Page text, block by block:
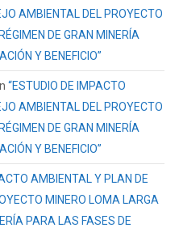
AMBIENTAL DEL PROYECTO
DE GRAN MINERÍA
Y BENEFICIO”
“ESTUDIO DE IMPACTO
AMBIENTAL DEL PROYECTO
DE GRAN MINERÍA
Y BENEFICIO”
AMBIENTAL Y PLAN DE
MINERO LOMA LARGA
PARA LAS FASES DE